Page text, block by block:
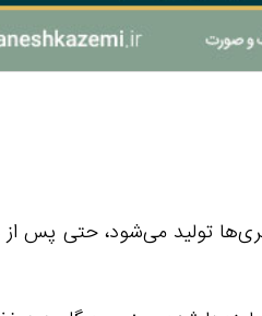
تولید می‌شود، حتی پس